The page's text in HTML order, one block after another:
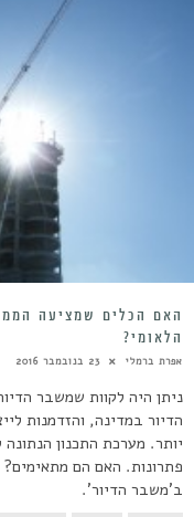
האם הכלים שמציעה
הלאומי?
אפרת ברמלי 23 בנובמבר 2016
ניתן היה לקוות שמשבר
הדיור במדינה, והזדמנות
יותר. מערכת התכנון
פתרונות. האם הם
ב'משבר הדיור'.